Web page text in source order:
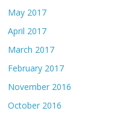
May 2017
April 2017
March 2017
February 2017
November 2016
October 2016